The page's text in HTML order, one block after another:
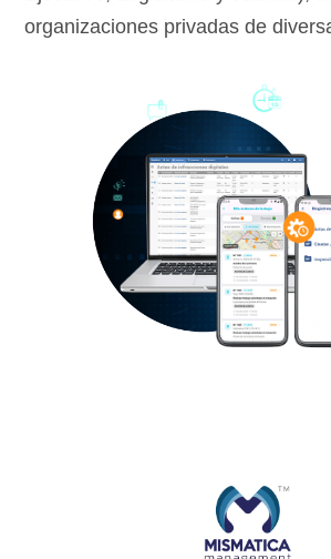
organizaciones privadas de